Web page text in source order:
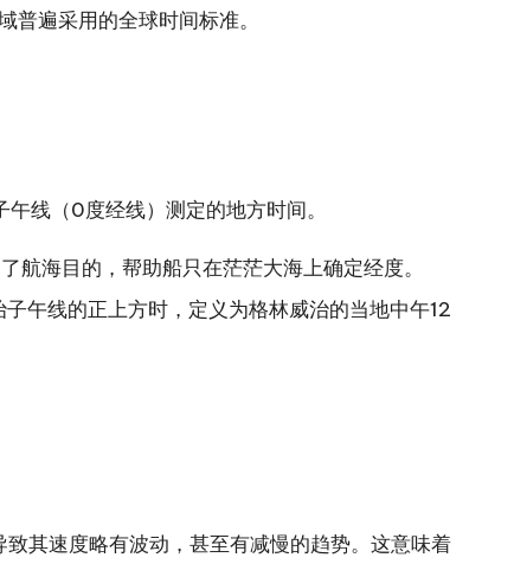
遍采用的全球时间标准。
线（0度经线）测定的地方时间。
海目的，帮助船只在茫茫大海上确定经度。
午线的正上方时，定义为格林威治的当地中午12
其速度略有波动，甚至有减慢的趋势。这意味着